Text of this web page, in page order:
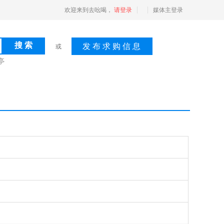
欢迎来到去吆喝， 请登录 媒体主登录
或 发 布 求 购 信 息